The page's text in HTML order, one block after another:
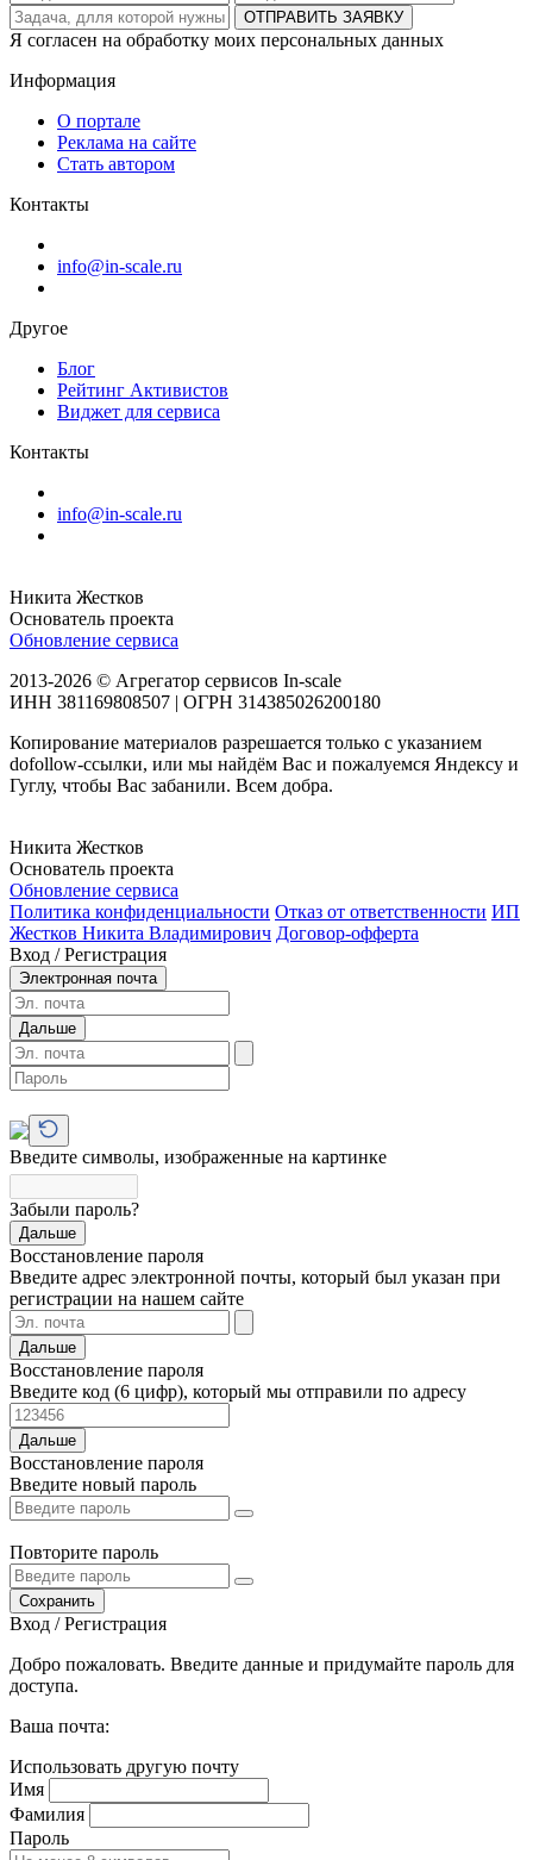
ОТПРАВИТЬ ЗАЯВКУ
Я согласен на обработку моих персональных данных
Информация
О портале
Реклама на сайте
Стать автором
Контакты
info@in-scale.ru
Другое
Блог
Рейтинг Активистов
Виджет для сервиса
Контакты
info@in-scale.ru
Никита Жестков
Основатель проекта
Обновление сервиса
2013-2026 © Агрегатор сервисов In-scale
ИНН 381169808507 | ОГРН 314385026200180
Копирование материалов разрешается только с указанием
dofollow-ссылки, или мы найдём Вас и пожалуемся Яндексу и
Гуглу, чтобы Вас забанили. Всем добра.
Никита Жестков
Основатель проекта
Обновление сервиса
Политика конфиденциальности Отказ от ответственности ИП
Жестков Никита Владимирович Договор-офферта
Вход / Регистрация
Электронная почта
Дальше
Введите символы, изображенные на картинке
Забыли пароль?
Дальше
Восстановление пароля
Введите адрес электронной почты, который был указан при
регистрации на нашем сайте
Дальше
Восстановление пароля
Введите код (6 цифр), который мы отправили по адресу
Дальше
Восстановление пароля
Введите новый пароль
Повторите пароль
Сохранить
Вход / Регистрация
Добро пожаловать. Введите данные и придумайте пароль для
доступа.
Ваша почта:
Использовать другую почту
Имя
Фамилия
Пароль